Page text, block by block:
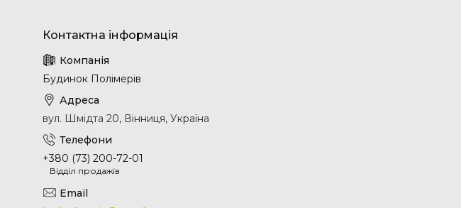
Будинок Полімерів
вул. Шмідта 20, Вінниця, Україна
+380 (73) 200-72-01
Відділ продажів